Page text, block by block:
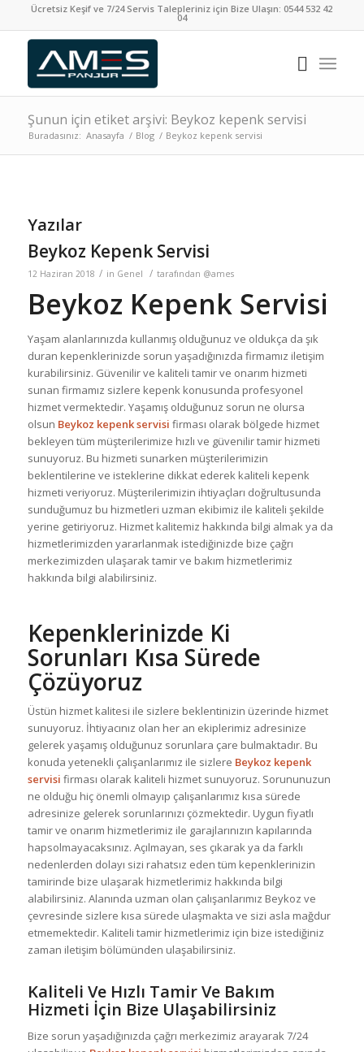
Ücretsiz Keşif ve 7/24 Servis Talepleriniz için Bize Ulaşın:0544 532 42
04
Şunun için etiket arşivi: Beykoz kepenk servisi
Buradasınız: Anasayfa / Blog / Beykoz kepenk servisi
Yazılar
Beykoz Kepenk Servisi
12 Haziran 2018 / in Genel / tarafından @ames
Beykoz Kepenk Servisi
Yaşam alanlarınızda kullanmış olduğunuz ve oldukça da şık
duran kepenklerinizde sorun yaşadığınızda firmamız iletişim
kurabilirsiniz. Güvenilir ve kaliteli tamir ve onarım hizmeti
sunan firmamız sizlere kepenk konusunda profesyonel
hizmet vermektedir. Yaşamış olduğunuz sorun ne olursa
olsun Beykoz kepenk servisi firması olarak bölgede hizmet
bekleyen tüm müşterilerimize hızlı ve güvenilir tamir hizmeti
sunuyoruz. Bu hizmeti sunarken müşterilerimizin
beklentilerine ve isteklerine dikkat ederek kaliteli kepenk
hizmeti veriyoruz. Müşterilerimizin ihtiyaçları doğrultusunda
sunduğumuz bu hizmetleri uzman ekibimiz ile kaliteli şekilde
yerine getiriyoruz. Hizmet kalitemiz hakkında bilgi almak ya da
hizmetlerimizden yararlanmak istediğinizde bize çağrı
merkezimizden ulaşarak tamir ve bakım hizmetlerimiz
hakkında bilgi alabilirsiniz.
Kepenklerinizde Ki
Sorunları Kısa Sürede
Çözüyoruz
Üstün hizmet kalitesi ile sizlere beklentinizin üzerinde hizmet
sunuyoruz. İhtiyacınız olan her an ekiplerimiz adresinize
gelerek yaşamış olduğunuz sorunlara çare bulmaktadır. Bu
konuda yetenekli çalışanlarımız ile sizlere Beykoz kepenk
servisi firması olarak kaliteli hizmet sunuyoruz. Sorununuzun
ne olduğu hiç önemli olmayıp çalışanlarımız kısa sürede
adresinize gelerek sorunlarınızı çözmektedir. Uygun fiyatlı
tamir ve onarım hizmetlerimiz ile garajlarınızın kapılarında
hapsolmayacaksınız. Açılmayan, ses çıkarak ya da farklı
nedenlerden dolayı sizi rahatsız eden tüm kepenklerinizin
tamirinde bize ulaşarak hizmetlerimiz hakkında bilgi
alabilirsiniz. Alanında uzman olan çalışanlarımız Beykoz ve
çevresinde sizlere kısa sürede ulaşmakta ve sizi asla mağdur
etmemektedir. Kaliteli tamir hizmetlerimiz için bize istediğiniz
zaman iletişim bölümünden ulaşabilirsiniz.
Kaliteli Ve Hızlı Tamir Ve Bakım
Hizmeti İçin Bize Ulaşabilirsiniz
Bize sorun yaşadığınızda çağrı merkezimiz arayarak 7/24